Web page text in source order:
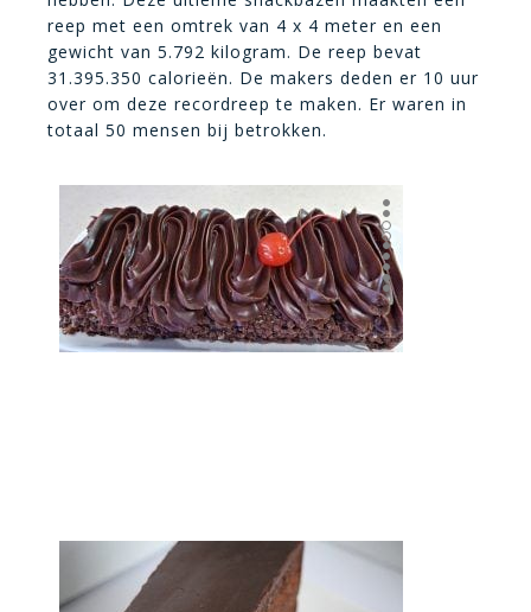
reep met een omtrek van 4 x 4 meter en een
gewicht van 5.792 kilogram. De reep bevat
31.395.350 calorieën. De makers deden er 10 uur
over om deze recordreep te maken. Er waren in
totaal 50 mensen bij betrokken.